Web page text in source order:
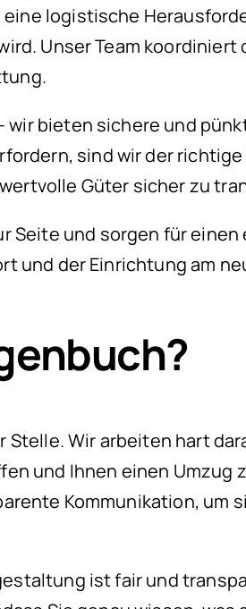
logistische
Unser Team koordiniert
bieten sichere und
sind wir der
Güter sicher zu
Seite und sorgen für
und der Einrichtung am
Wir arbeiten hart
und Ihnen einen Umzug
Kommunikation, um
ist fair und